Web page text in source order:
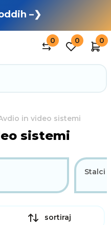
–❯
0 0 0
in video sistemi
sistemi
Stalci
sortiraj